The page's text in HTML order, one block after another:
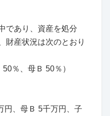
であり、資産を処分
財産状況は次のとおり
％、母Ｂ 50％）
、母Ｂ 5千万円、子